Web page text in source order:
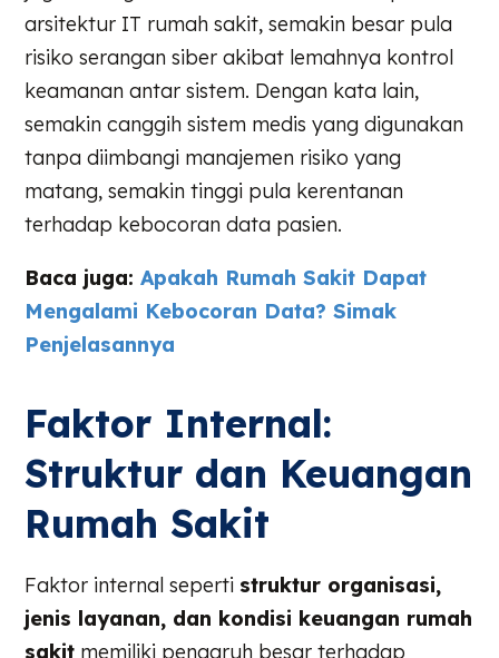
arsitektur IT rumah sakit, semakin besar pula
risiko serangan siber akibat lemahnya kontrol
keamanan antar sistem. Dengan kata lain,
semakin canggih sistem medis yang digunakan
tanpa diimbangi manajemen risiko yang
matang, semakin tinggi pula kerentanan
terhadap kebocoran data pasien.
Baca juga:Apakah Rumah Sakit Dapat
Mengalami Kebocoran Data? Simak
Penjelasannya
Faktor Internal:
Struktur dan Keuangan
Rumah Sakit
Faktor internal seperti struktur organisasi,
jenis layanan, dan kondisi keuangan rumah
sakit memiliki pengaruh besar terhadap